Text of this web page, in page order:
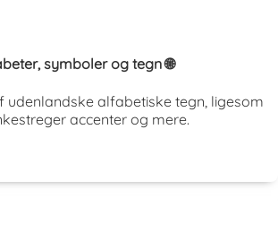
symboler og tegn 🌐
udenlandske alfabetiske tegn, ligesom
accenter og mere.